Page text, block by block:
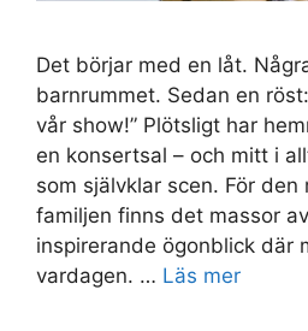
Det börjar med en låt.
barnrummet. Sedan en
vår show!” Plötsligt har
en konsertsal – och mitt i
som självklar scen. För
familjen finns det massor
inspirerande ögonblick där
vardagen. … Läs mer